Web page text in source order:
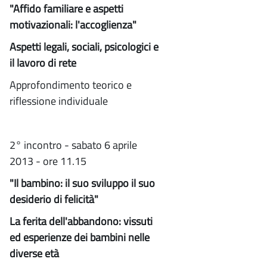
"Affido familiare e aspetti
motivazionali: l'accoglienza"
Aspetti legali, sociali, psicologici e
il lavoro di rete
Approfondimento teorico e
riflessione individuale
2° incontro - sabato 6 aprile
2013 - ore 11.15
"Il bambino: il suo sviluppo il suo
desiderio di felicità"
La ferita dell'abbandono: vissuti
ed esperienze dei bambini nelle
diverse età